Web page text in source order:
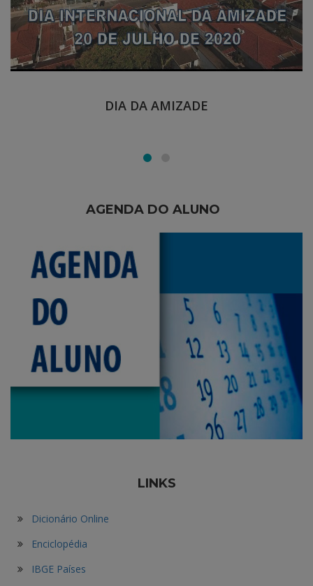
DIA DA AMIZADE
AGENDA DO ALUNO
LINKS
Dicionário Online
Enciclopédia
IBGE Países